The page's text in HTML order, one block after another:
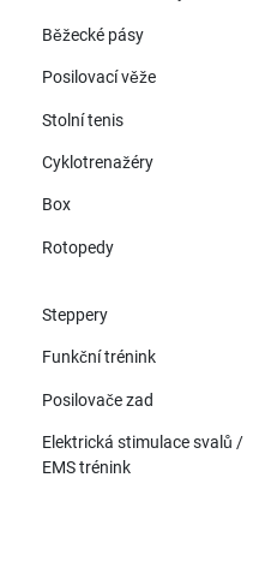
Běžecké pásy
Posilovací věže
Stolní tenis
Cyklotrenažéry
Box
Rotopedy
Steppery
Funkční trénink
Posilovače zad
Elektrická stimulace svalů /
EMS trénink